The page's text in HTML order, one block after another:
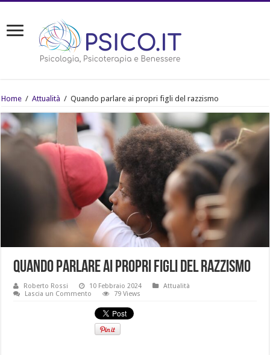
Home / Attualità / Quando parlare ai propri figli del razzismo
Quando parlare ai propri figli del razzismo
Roberto Rossi 10 Febbraio 2024
Attualità
Lascia un Commento
79 Views